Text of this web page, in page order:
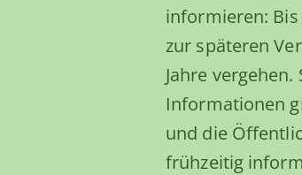
informieren:
zur späteren
Jahre vergehen.
Informationen
und die
frühzeitig